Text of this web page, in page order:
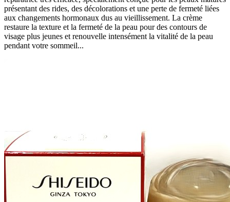
présentant des rides, des décolorations et une perte de fermeté liées
aux changements hormonaux dus au vieillissement. La crème
restaure la texture et la fermeté de la peau pour des contours de
visage plus jeunes et renouvelle intensément la vitalité de la peau
pendant votre sommeil...